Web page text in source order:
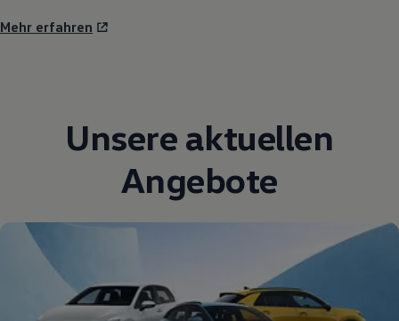
Mehr erfahren
Unsere aktuellen
Angebote